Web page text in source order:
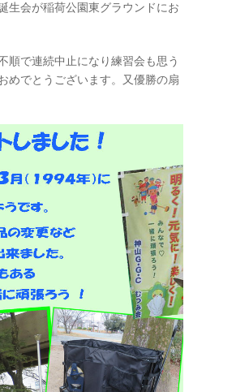
生会が稲荷公園東グラウンドにお
順で連続中止になり練習会も思う
めでとうございます。又優勝の扇